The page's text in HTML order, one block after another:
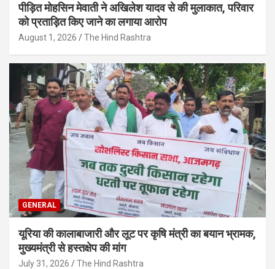
पीड़ित मोहसिन मेवाती ने अखिलेश यादव से की मुलाकात, परिवार
को प्रताड़ित किए जाने का लगाया आरोप
August 1, 2026 The Hind Rashtra
GENERAL
यूरिया की कालाबाजारी और लूट पर कृषि मंत्री का बयान भ्रामक,
मुख्यमंत्री से हस्तक्षेप की मांग
July 31, 2026 The Hind Rashtra